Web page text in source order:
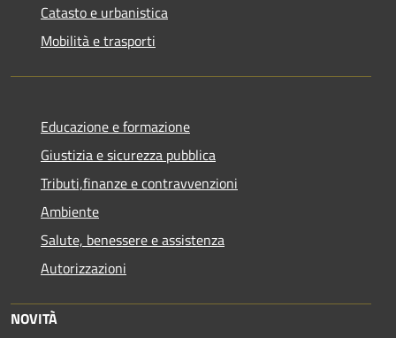
Catasto e urbanistica
Mobilità e trasporti
Educazione e formazione
Giustizia e sicurezza pubblica
Tributi,finanze e contravvenzioni
Ambiente
Salute, benessere e assistenza
Autorizzazioni
NOVITÀ